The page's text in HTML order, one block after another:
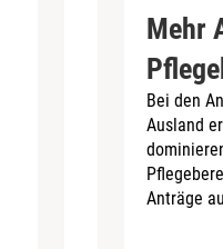
Mehr
Bei den
Ausland
Anträge